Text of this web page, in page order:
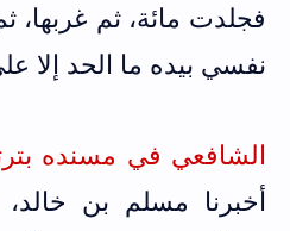
فجلدت مائة، ثم
نفسي بيده ما الحد إلا
الشافعي في مسنده
أخبرنا مسلم بن